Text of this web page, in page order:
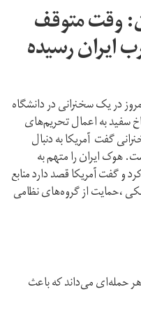
وقت متوقف
ایران رسیده
در یک سخنرانی در دانشگاه
سفید به اعمال تحریم‌های
گفت آمریکا به دنبال
هوک ایران را متهم به
و گفت آمریکا قصد دارد منابع
،حمایت از گروه‌های نظامی
حمله‌ای می‌‌داند که باعث